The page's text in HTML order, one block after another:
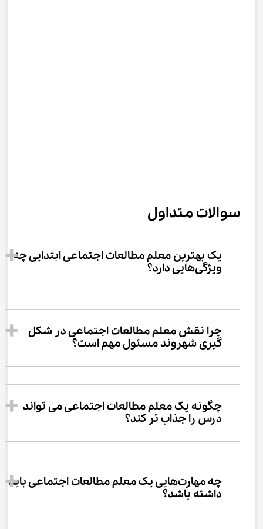
سوالات متداول
یک بهترین معلم مطالعات اجتماعی ابتدایی چه
ویژگی‌هایی دارد؟
چرا نقش معلم مطالعات اجتماعی در شکل
گیری شهروند مسئول مهم است؟
چگونه یک معلم مطالعات اجتماعی می تواند
درس را جذاب تر کند؟
چه مهارت‌هایی یک معلم مطالعات اجتماعی باید
داشته باشد؟